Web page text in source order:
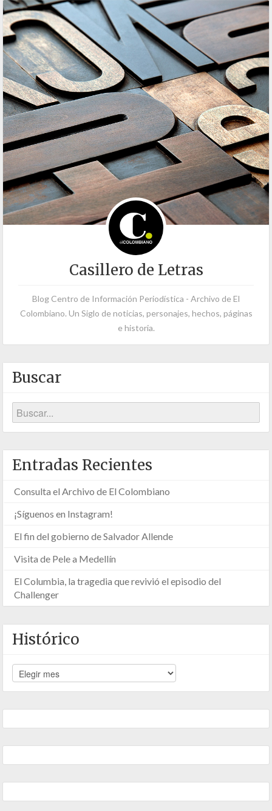
Casillero de Letras
Blog Centro de Información Periodística - Archivo de El
Colombiano. Un Siglo de noticias, personajes, hechos, páginas
e historia.
Buscar
Entradas Recientes
Consulta el Archivo de El Colombiano
¡Síguenos en Instagram!
El fin del gobierno de Salvador Allende
Visita de Pele a Medellín
El Columbia, la tragedia que revivió el episodio del
Challenger
Histórico